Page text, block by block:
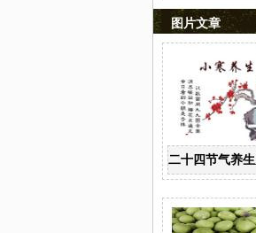
图片文章
二十四节气养生